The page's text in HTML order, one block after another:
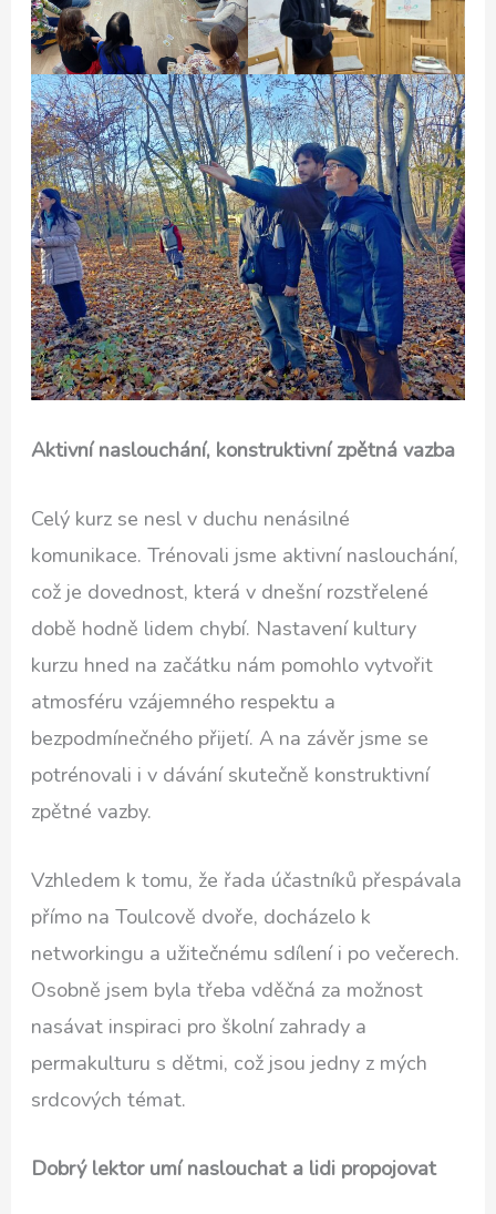
Aktivní naslouchání, konstruktivní zpětná vazba
Celý kurz se nesl v duchu nenásilné
komunikace. Trénovali jsme aktivní naslouchání,
což je dovednost, která v dnešní rozstřelené
době hodně lidem chybí. Nastavení kultury
kurzu hned na začátku nám pomohlo vytvořit
atmosféru vzájemného respektu a
bezpodmínečného přijetí. A na závěr jsme se
potrénovali i v dávání skutečně konstruktivní
zpětné vazby.
Vzhledem k tomu, že řada účastníků přespávala
přímo na Toulcově dvoře, docházelo k
networkingu a užitečnému sdílení i po večerech.
Osobně jsem byla třeba vděčná za možnost
nasávat inspiraci pro školní zahrady a
permakulturu s dětmi, což jsou jedny z mých
srdcových témat.
Dobrý lektor umí naslouchat a lidi propojovat